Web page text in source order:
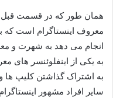
همان طور که در قسمت قبل
معروف اینستاگرام است که
انجام می‌ دهد به شهرت و
به یکی از اینفلوئنسر های
به اشتراک گذاشتن کلیپ ها
سایر افراد مشهور